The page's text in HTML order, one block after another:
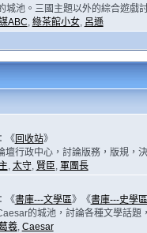
城池。三國主題以外的綜合遊戲
ABC, 綠茶館小女, 呂遜
《回收站》
壇行政中心，討論版務，版規，
, 太守, 賢臣, 軍團長
《書庫---文學區》《書庫---史學區
的城池，討論各種文學話題
羲, Caesar